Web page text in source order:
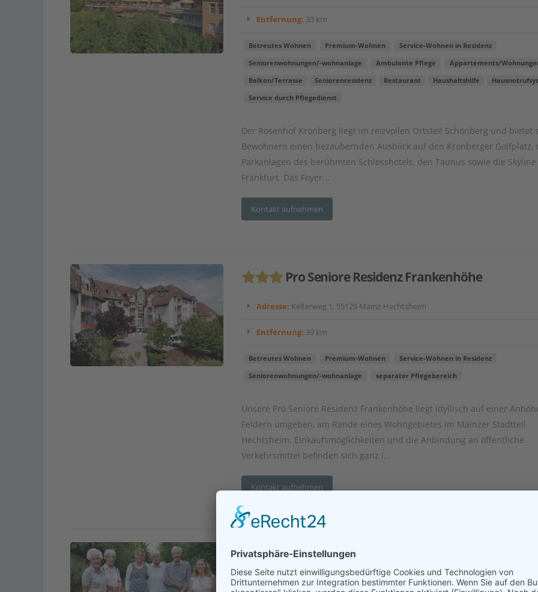
Entfernung: 33 km
Betreutes Wohnen Premium-Wohnen Service-Wohnen in Residenz
Seniorenwohnungen/-wohnanlage Ambulante Pflege Appartements/
Balkon/Terrasse Seniorenresidenz Restaurant Haushaltshilfe
Service durch Pflegedienst
Der Rosenhof Kronberg liegt im reizvollen Ortsteil Schönberg und bietet
Bewohnern einen bezaubernden Ausblick auf den Kronberger Golfplatz,
Parkanlagen des berühmten Schlosshotels, den Taunus sowie die
Frankfurt. Das Foyer...
Kontakt aufnehmen
Pro Seniore Residenz Frankenhöhe
Adresse: Kelterweg 1, 55129 Mainz-Hechtsheim
Entfernung: 39 km
Betreutes Wohnen Premium-Wohnen Service-Wohnen in Residenz
Seniorenwohnungen/-wohnanlage separater Pflegebereich
Unsere Pro Seniore Residenz Frankenhöhe liegt idyllisch auf einer
Feldern umgeben, am Rande eines Wohngebietes im Mainzer Stadtteil
Hechtsheim. Einkaufsmöglichkeiten und die Anbindung an öffentliche
Verkehrsmittel befinden sich ganz i...
Kontakt aufnehmen
Schloss Sörgenloch Demenz-
und Betreutes Wohnen mit ambulanter Pflege